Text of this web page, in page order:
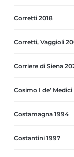
Corretti 2018
Corretti, Vaggioli
Corriere di Siena
Cosimo I de’ Medici
Costamagna 1994
Costantini 1997